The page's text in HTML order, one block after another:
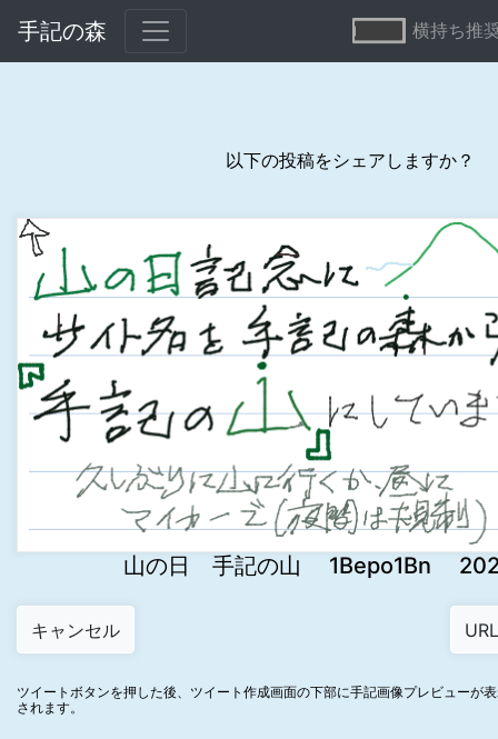
手記の森 横持ち推
以下の投稿をシェアしますか？
山の日 手記の山 1Bepo1Bn
ツイートボタンを押した後、ツイート作成画面の下部に手記画像プレビューが
されます。